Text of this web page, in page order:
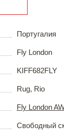
Португалия
Fly London
KIFF682FLY
Rug, Rio
Fly London
Свободный